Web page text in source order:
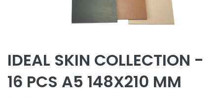
IDEAL SKIN COLLECTION -
16 PCS A5 148X210 MM